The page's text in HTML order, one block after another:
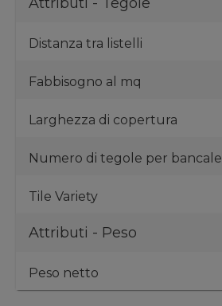
Distanza tra listelli
Fabbisogno al mq
Larghezza di copertura
Numero di tegole per bancale
Tile Variety
Attributi - Peso
Peso netto